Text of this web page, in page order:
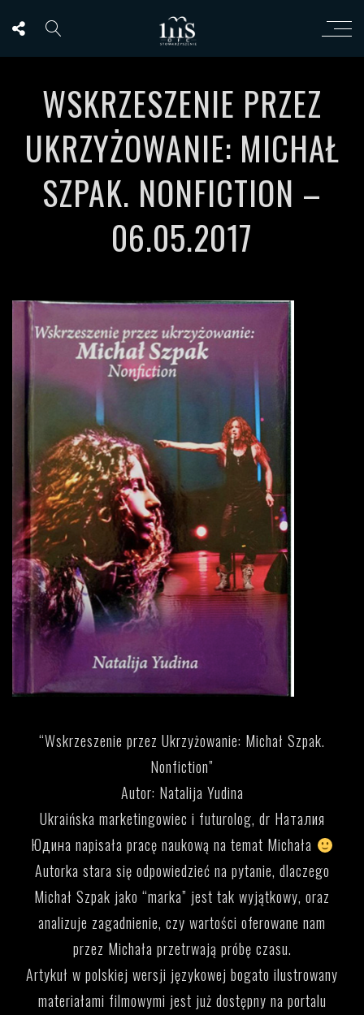
WSKRZESZENIE PRZEZ
UKRZYŻOWANIE: MICHAŁ
SZPAK. NONFICTION –
06.05.2017
“Wskrzeszenie przez Ukrzyżowanie: Michał Szpak.
Nonfiction”
Autor: Natalija Yudina
Ukraińska marketingowiec i futurolog, dr Наталия
Юдина napisała pracę naukową na temat Michała
Autorka stara się odpowiedzieć na pytanie, dlaczego
Michał Szpak jako “marka” jest tak wyjątkowy, oraz
analizuje zagadnienie, czy wartości oferowane nam
przez Michała przetrwają próbę czasu.
Artykuł w polskiej wersji językowej bogato ilustrowany
materiałami filmowymi jest już dostępny na portalu